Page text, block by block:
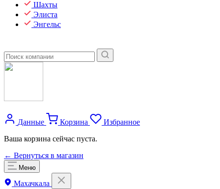
Шахты
Элиста
Энгельс
Данные Корзина
Избранное
Ваша корзина сейчас пуста.
← Вернуться в магазин
Меню
Махачкала